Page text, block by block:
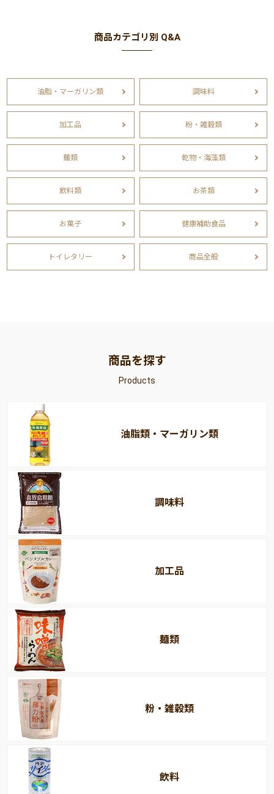
商品カテゴリ別 Q&A
油脂・マーガリン類 調味料
加工品 粉・雑穀類
麺類 乾物・海藻類
飲料類 お茶類
お菓子 健康補助食品
トイレタリー 商品全般
商品を探す
Products
油脂類・マーガリン類
調味料
加工品
麺類
粉・雑穀類
飲料